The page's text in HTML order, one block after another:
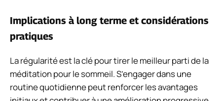
Implications à long terme et considérations
pratiques
La régularité est la clé pour tirer le meilleur parti de la
méditation pour le sommeil. S’engager dans une
routine quotidienne peut renforcer les avantages